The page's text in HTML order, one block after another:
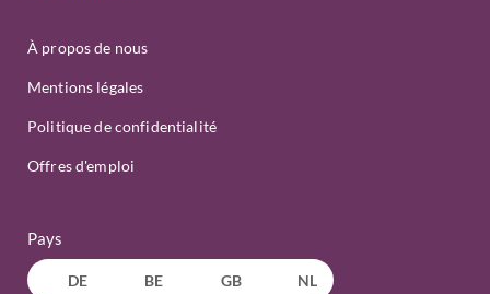
À propos de nous
Mentions légales
Politique de confidentialité
Offres d'emploi
Pays
DE BE GB NL